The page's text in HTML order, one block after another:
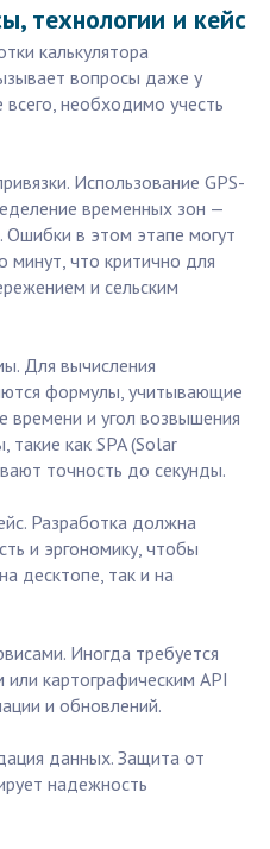
технологии и кейс
калькулятора
вопросы даже у
необходимо учесть
Использование GPS-
временных зон —
Ошибки в этом этапе могут
минут, что критично для
и сельским
Для вычисления
формулы, учитывающие
времени и угол возвышения
как SPA (Solar
точность до секунды.
Разработка должна
и эргономику, чтобы
десктопе, так и на
Иногда требуется
картографическим API
и обновлений.
данных. Защита от
надежность